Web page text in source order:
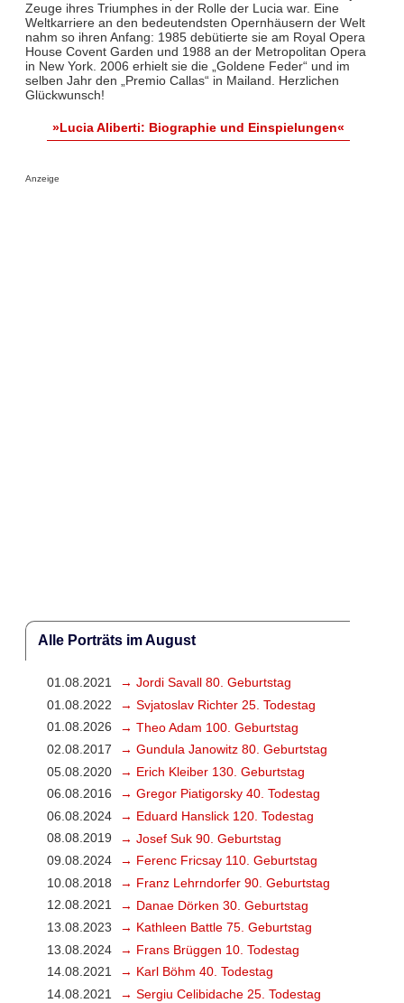
Zeuge ihres Triumphes in der Rolle der Lucia war. Eine
Weltkarriere an den bedeutendsten Opernhäusern der Welt
nahm so ihren Anfang: 1985 debütierte sie am Royal Opera
House Covent Garden und 1988 an der Metropolitan Opera
in New York. 2006 erhielt sie die „Goldene Feder“ und im
selben Jahr den „Premio Callas“ in Mailand. Herzlichen
Glückwunsch!
»Lucia Aliberti: Biographie und Einspielungen«
Anzeige
Alle Porträts im August
01.08.2021
→ Jordi Savall 80. Geburtstag
01.08.2022
→ Svjatoslav Richter 25. Todestag
01.08.2026
→ Theo Adam 100. Geburtstag
02.08.2017
→ Gundula Janowitz 80. Geburtstag
05.08.2020
→ Erich Kleiber 130. Geburtstag
06.08.2016
→ Gregor Piatigorsky 40. Todestag
06.08.2024
→ Eduard Hanslick 120. Todestag
08.08.2019
→ Josef Suk 90. Geburtstag
09.08.2024
→ Ferenc Fricsay 110. Geburtstag
10.08.2018
→ Franz Lehrndorfer 90. Geburtstag
12.08.2021
→ Danae Dörken 30. Geburtstag
13.08.2023
→ Kathleen Battle 75. Geburtstag
13.08.2024
→ Frans Brüggen 10. Todestag
14.08.2021
→ Karl Böhm 40. Todestag
14.08.2021
→ Sergiu Celibidache 25. Todestag